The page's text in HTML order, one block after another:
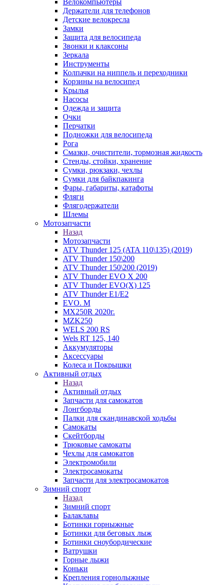
Велокомпьютеры
Держатели для телефонов
Детские велокресла
Замки
Защита для велосипеда
Звонки и клаксоны
Зеркала
Инструменты
Колпачки на ниппель и переходники
Корзины на велосипед
Крылья
Насосы
Одежда и защита
Очки
Перчатки
Подножки для велосипеда
Рога
Смазки, очистители, тормозная жидкость
Стенды, стойки, хранение
Сумки, рюкзаки, чехлы
Сумки для байкпакинга
Фары, габариты, катафоты
Фляги
Флягодержатели
Шлемы
Мотозапчасти
Назад
Мотозапчасти
ATV Thunder 125 (ATA 110\135) (2019)
ATV Thunder 150\200
ATV Thunder 150\200 (2019)
ATV Thunder EVO X 200
ATV Thunder EVO(X) 125
ATV Thunder Е1/Е2
EVO. M
MX250R 2020г.
MZK250
WELS 200 RS
Wels RT 125, 140
Аккумуляторы
Аксессуары
Колеса и Покрышки
Активный отдых
Назад
Активный отдых
Запчасти для самокатов
Лонгборды
Палки для скандинавской ходьбы
Самокаты
Скейтборды
Трюковые самокаты
Чехлы для самокатов
Электромобили
Электросамокаты
Запчасти для электросамокатов
Зимний спорт
Назад
Зимний спорт
Балаклавы
Ботинки горныжные
Ботинки для беговых лыж
Ботинки сноубордические
Ватрушки
Горные лыжи
Коньки
Крепления горнолыжные